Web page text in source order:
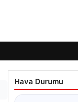
Hava Durumu